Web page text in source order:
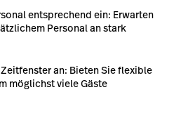
entsprechend ein: Erwarten
Personal an stark
an: Bieten Sie flexible
möglichst viele Gäste